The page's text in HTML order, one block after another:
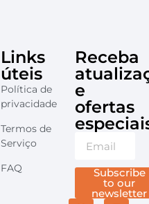
Links
úteis
Política de
privacidade
Termos de
Serviço
FAQ
Receba
e
ofertas
Subscribe
to our
newsletter